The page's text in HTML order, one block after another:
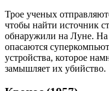
Трое ученых
чтобы найти источник
обнаружили на Луне.
опасаются
устройства, которое
замышляет их убийство.